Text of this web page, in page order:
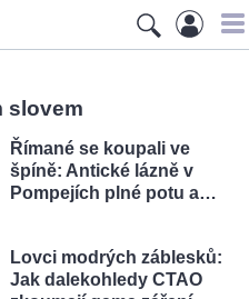
slovem
Římané se koupali ve
špíně: Antické lázně v
Pompejích plné potu a…
Lovci modrých záblesků:
Jak dalekohledy CTAO